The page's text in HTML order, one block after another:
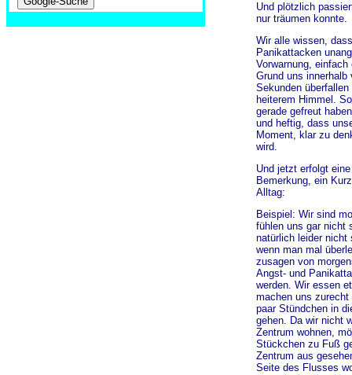
Und plötzlich
nur träumen konnte.
Wir alle wissen,
Panikattacken
Vorwarnung,
Grund uns
Sekunden
heiterem Himmel.
gerade gefreut
und heftig, dass
Moment, klar zu
wird.
Und jetzt erfolgt
Bemerkung, ein
Alltag:
Beispiel: Wir sind
fühlen uns gar nicht
natürlich leider
wenn man mal
zusagen von
Angst- und
werden. Wir essen
machen uns zurecht
paar Stündchen in
gehen. Da wir nicht
Zentrum wohnen,
Stückchen zu Fuß
Zentrum aus
Seite des Flusses